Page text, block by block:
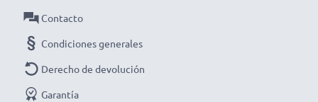
transferencia de datos de versión 2.0
alta calidad
✔ Ideal para las actualizaciones de software y
firmware en su cámara de fotos y de vídeo
Contacto
Condiciones generales
Derecho de devolución
Garantía